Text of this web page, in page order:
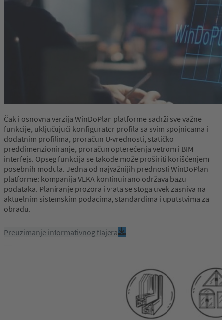
Čak i osnovna verzija WinDoPlan platforme sadrži sve važne
funkcije, uključujući konfigurator profila sa svim spojnicama i
dodatnim profilima, proračun U-vrednosti, statičko
preddimenzioniranje, proračun opterećenja vetrom i BIM
interfejs. Opseg funkcija se takođe može proširiti korišćenjem
posebnih modula. Jedna od najvažnijih prednosti WinDoPlan
platforme: kompanija VEKA kontinuirano održava bazu
podataka. Planiranje prozora i vrata se stoga uvek zasniva na
aktuelnim sistemskim podacima, standardima i uputstvima za
obradu.
Preuzimanje informativnog flajera